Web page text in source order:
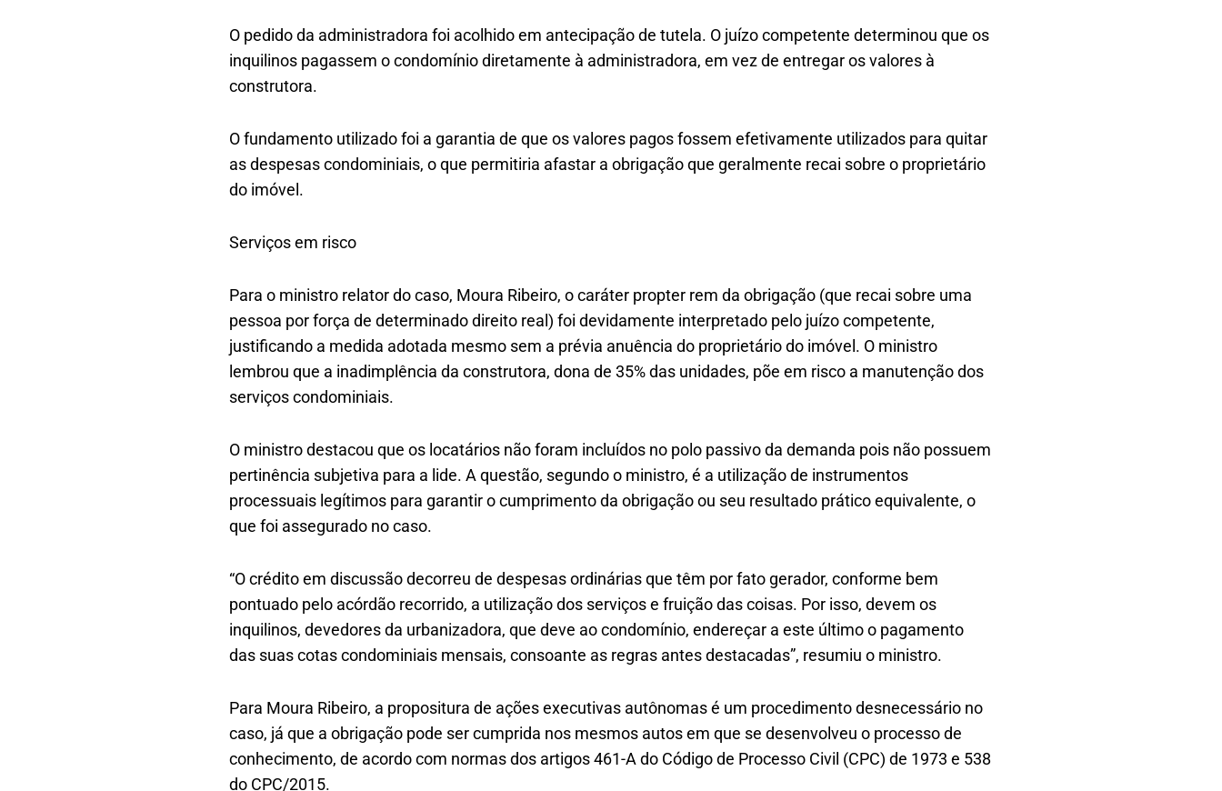
O pedido da administradora foi acolhido em antecipação de tutela. O juízo competente determinou que os
inquilinos pagassem o condomínio diretamente à administradora, em vez de entregar os valores à
construtora.
O fundamento utilizado foi a garantia de que os valores pagos fossem efetivamente utilizados para quitar
as despesas condominiais, o que permitiria afastar a obrigação que geralmente recai sobre o proprietário
do imóvel.
Serviços em risco
Para o ministro relator do caso, Moura Ribeiro, o caráter propter rem da obrigação (que recai sobre uma
pessoa por força de determinado direito real) foi devidamente interpretado pelo juízo competente,
justificando a medida adotada mesmo sem a prévia anuência do proprietário do imóvel. O ministro
lembrou que a inadimplência da construtora, dona de 35% das unidades, põe em risco a manutenção dos
serviços condominiais.
O ministro destacou que os locatários não foram incluídos no polo passivo da demanda pois não possuem
pertinência subjetiva para a lide. A questão, segundo o ministro, é a utilização de instrumentos
processuais legítimos para garantir o cumprimento da obrigação ou seu resultado prático equivalente, o
que foi assegurado no caso.
“O crédito em discussão decorreu de despesas ordinárias que têm por fato gerador, conforme bem
pontuado pelo acórdão recorrido, a utilização dos serviços e fruição das coisas. Por isso, devem os
inquilinos, devedores da urbanizadora, que deve ao condomínio, endereçar a este último o pagamento
das suas cotas condominiais mensais, consoante as regras antes destacadas”, resumiu o ministro.
Para Moura Ribeiro, a propositura de ações executivas autônomas é um procedimento desnecessário no
caso, já que a obrigação pode ser cumprida nos mesmos autos em que se desenvolveu o processo de
conhecimento, de acordo com normas dos artigos 461-A do Código de Processo Civil (CPC) de 1973 e 538
do CPC/2015.